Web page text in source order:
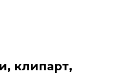
клипарт,